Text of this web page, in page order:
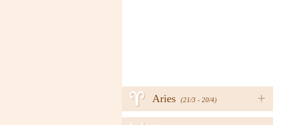
+
Aries (21/3 - 20/4)
a